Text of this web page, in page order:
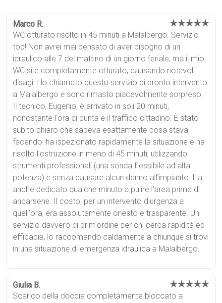
Marco R. ★★★★★
WC otturato risolto in 45 minuti a Malalbergo. Servizio
top! Non avrei mai pensato di aver bisogno di un
idraulico alle 7 del mattino di un giorno feriale, ma il mio
WC si è completamente otturato, causando notevoli
disagi. Ho chiamato questo servizio di pronto intervento
a Malalbergo e sono rimasto piacevolmente sorpreso.
Il tecnico, Eugenio, è arrivato in soli 20 minuti,
nonostante l'ora di punta e il traffico cittadino. È stato
subito chiaro che sapeva esattamente cosa stava
facendo: ha ispezionato rapidamente la situazione e ha
risolto l'ostruzione in meno di 45 minuti, utilizzando
strumenti professionali (una sonda flessibile ad alta
potenza) e senza causare alcun danno all'impianto. Ha
anche dedicato qualche minuto a pulire l'area prima di
andarsene. Il costo, per un intervento d'urgenza a
quell'ora, era assolutamente onesto e trasparente. Un
servizio davvero di prim'ordine per chi cerca rapidità ed
efficacia, lo raccomando caldamente a chiunque si trovi
in una situazione di emergenza idraulica a Malalbergo.
Giulia B. ★★★★★
Scarico della doccia completamente bloccato a